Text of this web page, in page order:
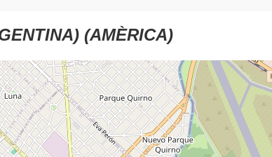
(AMÈRICA)